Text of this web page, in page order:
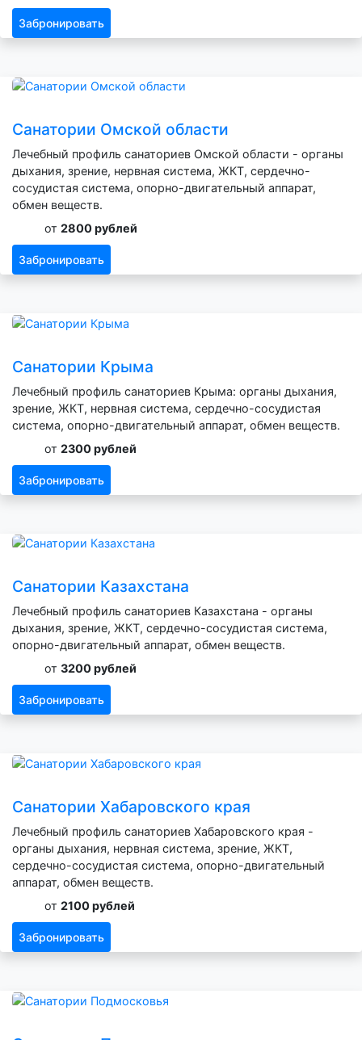
Забронировать
Санатории Омской области
Лечебный профиль санаториев Омской области - органы
дыхания, зрение, нервная система, ЖКТ, сердечно-
сосудистая система, опорно-двигательный аппарат,
обмен веществ.
от 2800 рублей
Забронировать
Санатории Крыма
Лечебный профиль санаториев Крыма: органы дыхания,
зрение, ЖКТ, нервная система, сердечно-сосудистая
система, опорно-двигательный аппарат, обмен веществ.
от 2300 рублей
Забронировать
Санатории Казахстана
Лечебный профиль санаториев Казахстана - органы
дыхания, зрение, ЖКТ, сердечно-сосудистая система,
опорно-двигательный аппарат, обмен веществ.
от 3200 рублей
Забронировать
Санатории Хабаровского края
Лечебный профиль санаториев Хабаровского края -
органы дыхания, нервная система, зрение, ЖКТ,
сердечно-сосудистая система, опорно-двигательный
аппарат, обмен веществ.
от 2100 рублей
Забронировать